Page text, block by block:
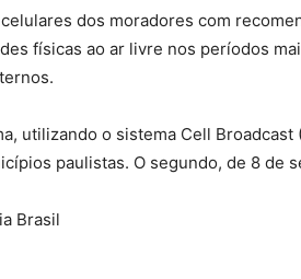
dos moradores com
físicas ao ar livre nos períodos
utilizando o sistema Cell Broadcast
paulistas. O segundo, de 8 de
Brasil